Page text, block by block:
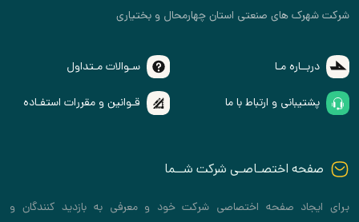
شرکت شهرک های صنعتی استان چهارمحال و بختیاری
دربــاره مـا سـوالات مـتداول
پشتیبانی و ارتباط با ما قـوانین و مقررات استفـاده
صفحه اختصـاصـی شرکت شــما
برای ایجاد صفحه اختصاصی شرکت خود و معرفی به بازدید کنندگان و